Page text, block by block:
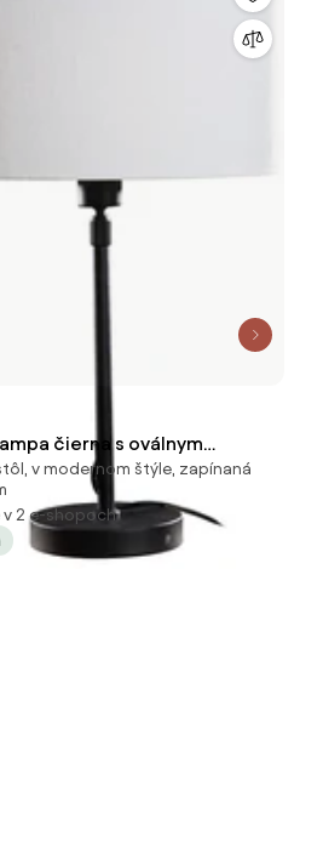
čierna s oválnym
bielym 35 cm - Parte
v modernom štýle, zapínaná
2 e-shopoch